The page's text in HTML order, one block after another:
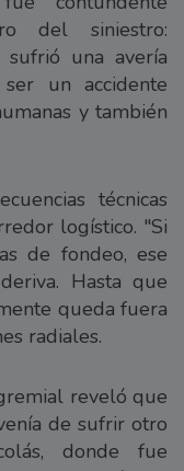
del siniestro:
sufrió una avería
un accidente
y también
técnicas
logístico. "Si
de fondeo, ese
Hasta que
queda fuera
radiales.
reveló que
de sufrir otro
donde fue